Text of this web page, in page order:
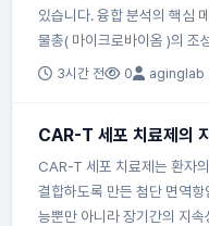
있습니다. 융합 분석의 핵심
물총( 마이크로바이옴 )의 조
3시간 전 0 aginglab
CAR-T 세포 치료제의
CAR-T 세포 치료제는 환자
결합하도록 만든 첨단 면역
능뿐만 아니라 장기간의 지